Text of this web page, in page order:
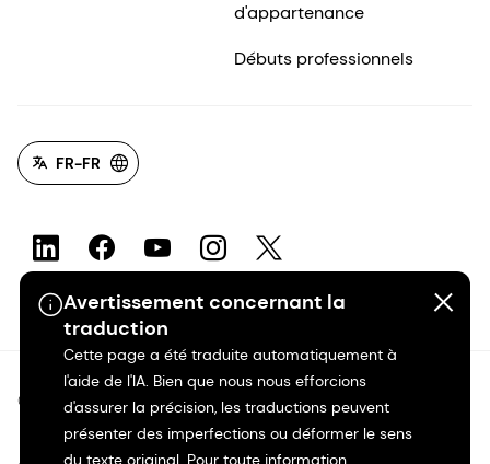
Avertissement concernant la
traduction
Cette page a été traduite automatiquement à
l'aide de l'IA. Bien que nous nous efforcions
d'assurer la précision, les traductions peuvent
présenter des imperfections ou déformer le sens
du texte original. Pour toute information
d'appartenance
Débuts professionnels
FR-FR
©2026 dsm-firmenich. Tous droits réservés.
Avis de confidentialité